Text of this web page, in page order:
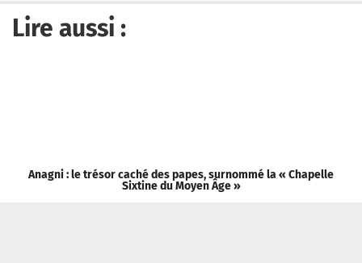
Lire aussi :
Anagni : le trésor caché des papes, surnommé la « Chapelle
Sixtine du Moyen Âge »